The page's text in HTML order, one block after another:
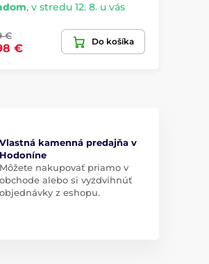
, v stredu 12. 8. u vás
€
€
Do košíka
Vlastná kamenná predajňa v
Hodoníne
Môžete nakupovať priamo v
obchode alebo si vyzdvihnúť
objednávky z eshopu.